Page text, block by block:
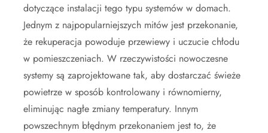
dotyczące instalacji tego typu systemów w domach.
Jednym z najpopularniejszych mitów jest przekonanie,
że rekuperacja powoduje przewiewy i uczucie chłodu
w pomieszczeniach. W rzeczywistości nowoczesne
systemy są zaprojektowane tak, aby dostarczać świeże
powietrze w sposób kontrolowany i równomierny,
eliminując nagłe zmiany temperatury. Innym
powszechnym błędnym przekonaniem jest to, że